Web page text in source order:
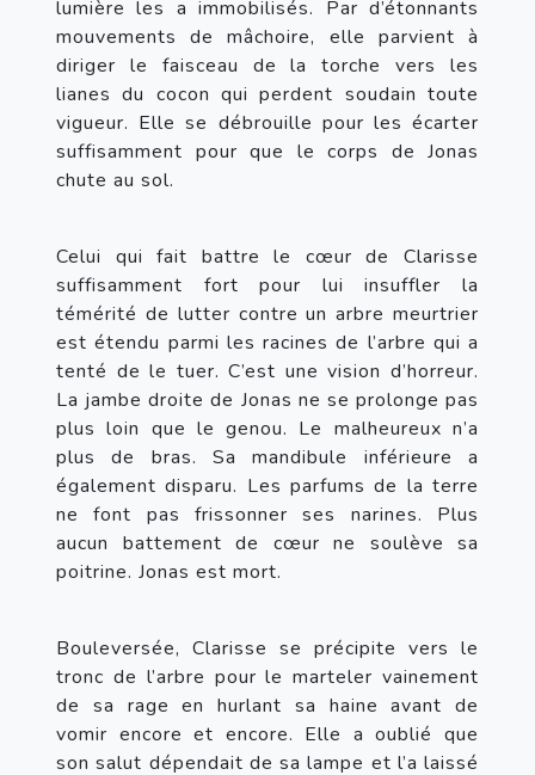
lumière les a immobilisés. Par d’étonnants
mouvements de mâchoire, elle parvient à
diriger le faisceau de la torche vers les
lianes du cocon qui perdent soudain toute
vigueur. Elle se débrouille pour les écarter
suffisamment pour que le corps de Jonas
chute au sol.
Celui qui fait battre le cœur de Clarisse
suffisamment fort pour lui insuffler la
témérité de lutter contre un arbre meurtrier
est étendu parmi les racines de l’arbre qui a
tenté de le tuer. C’est une vision d’horreur.
La jambe droite de Jonas ne se prolonge pas
plus loin que le genou. Le malheureux n’a
plus de bras. Sa mandibule inférieure a
également disparu. Les parfums de la terre
ne font pas frissonner ses narines. Plus
aucun battement de cœur ne soulève sa
poitrine. Jonas est mort.
Bouleversée, Clarisse se précipite vers le
tronc de l’arbre pour le marteler vainement
de sa rage en hurlant sa haine avant de
vomir encore et encore. Elle a oublié que
son salut dépendait de sa lampe et l’a laissé